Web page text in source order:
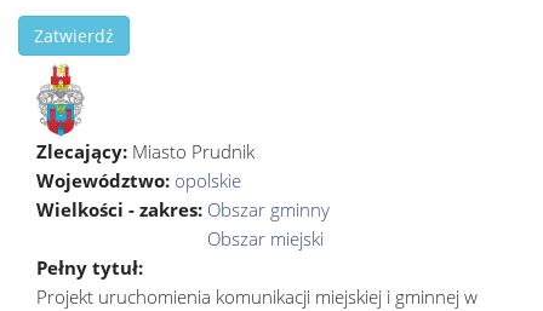
Zatwierdź
Zlecający: Miasto Prudnik
Województwo: opolskie
Wielkości - zakres: Obszar gminny
Obszar miejski
Pełny tytuł:
Projekt uruchomienia komunikacji miejskiej i gminnej w